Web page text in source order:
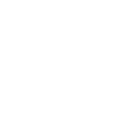
und Lehrerbildung (ZSL)